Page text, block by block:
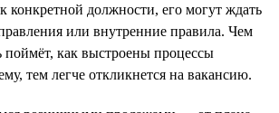
конкретной должности, его могут ждать
или внутренние правила. Чем
поймёт, как выстроены процессы
тем легче откликнется на вакансию.